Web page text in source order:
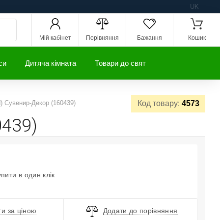
UK
Мій кабінет Порівняння Бажання Кошик
Дитяча кімната Товари до свят
Код товару: 4573
Сувенир-Декор (160439)
в один клік
за ціною Додати до порівняння